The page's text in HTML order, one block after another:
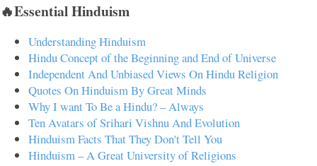
🔥Essential Hinduism
Understanding Hinduism
Hindu Concept of the Beginning and End of Universe
Independent And Unbiased Views On Hindu Religion
Quotes On Hinduism By Great Minds
Why I want To Be a Hindu? – Always
Ten Avatars of Srihari Vishnu And Evolution
Hinduism Facts That They Don't Tell You
Hinduism – A Great University of Religions